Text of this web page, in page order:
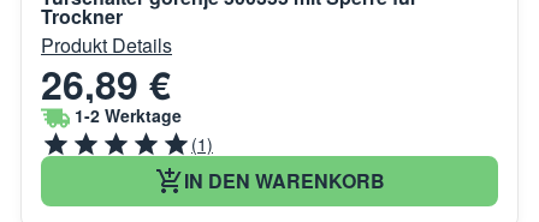
Trockner
Produkt Details
26,89 €
1-2 Werktage
(1)
IN DEN WARENKORB